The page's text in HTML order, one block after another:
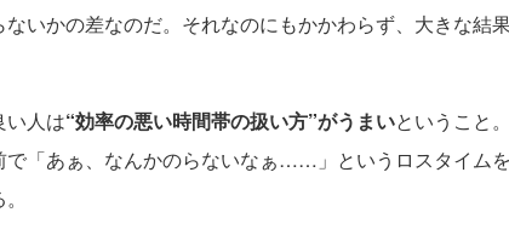
いかの差なのだ。それなのにもかかわらず、大きな結
人は“効率の悪い時間帯の扱い方”がうまいということ
で「あぁ、なんかのらないなぁ……」というロスタイム